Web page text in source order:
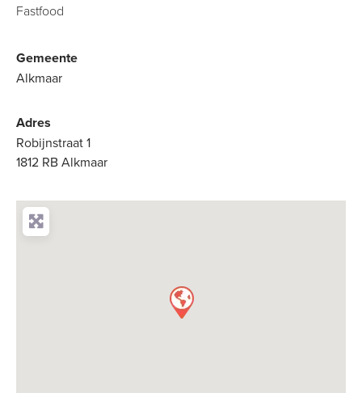
Fastfood
Gemeente
Alkmaar
Adres
Robijnstraat 1
1812 RB Alkmaar